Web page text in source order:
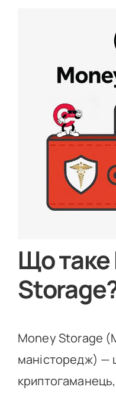
Що
Money Storage
маністоредж) —